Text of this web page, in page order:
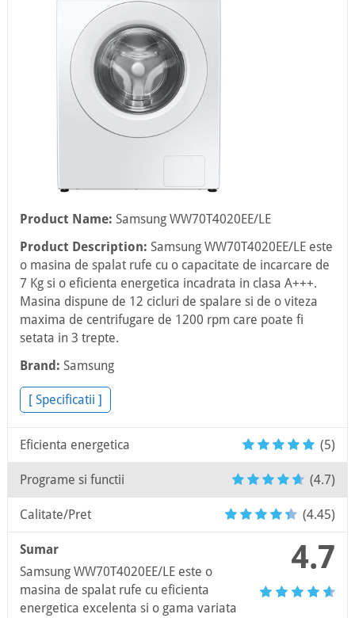
Product Name: Samsung WW70T4020EE/LE
Product Description: Samsung WW70T4020EE/LE este
o masina de spalat rufe cu o capacitate de incarcare de
7 Kg si o eficienta energetica incadrata in clasa A+++.
Masina dispune de 12 cicluri de spalare si de o viteza
maxima de centrifugare de 1200 rpm care poate fi
setata in 3 trepte.
Brand: Samsung
[ Specificatii ]
Eficienta energetica (5)
Programe si functii (4.7)
Calitate/Pret (4.45)
4.7
Sumar
Samsung WW70T4020EE/LE este o
masina de spalat rufe cu eficienta
energetica excelenta si o gama variata